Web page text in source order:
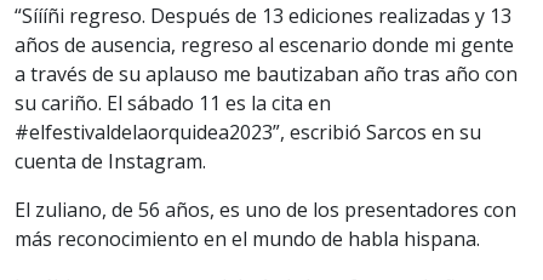
“Síííñi regreso. Después de 13 ediciones realizadas y 13
años de ausencia, regreso al escenario donde mi gente
a través de su aplauso me bautizaban año tras año con
su cariño. El sábado 11 es la cita en
#elfestivaldelaorquidea2023”, escribió Sarcos en su
cuenta de Instagram.
El zuliano, de 56 años, es uno de los presentadores con
más reconocimiento en el mundo de habla hispana.